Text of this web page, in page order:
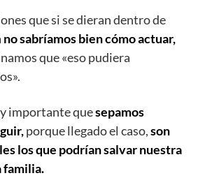
que si se dieran dentro de
no sabríamos bien cómo actuar,
que «eso pudiera
importante quesepamos
porque llegado el caso,son
los que podrían salvar nuestra
familia.